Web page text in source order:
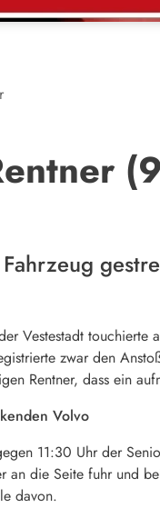
Vestestadt
zwar den
Rentner, dass ein
Volvo
11:30 Uhr der
die Seite fuhr und
davon.